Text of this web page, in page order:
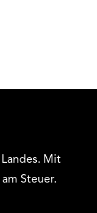
Mit
Steuer.